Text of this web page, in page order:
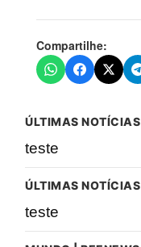
Compartilhe:
ÚLTIMAS NOTÍCIAS
teste
ÚLTIMAS NOTÍCIAS
teste